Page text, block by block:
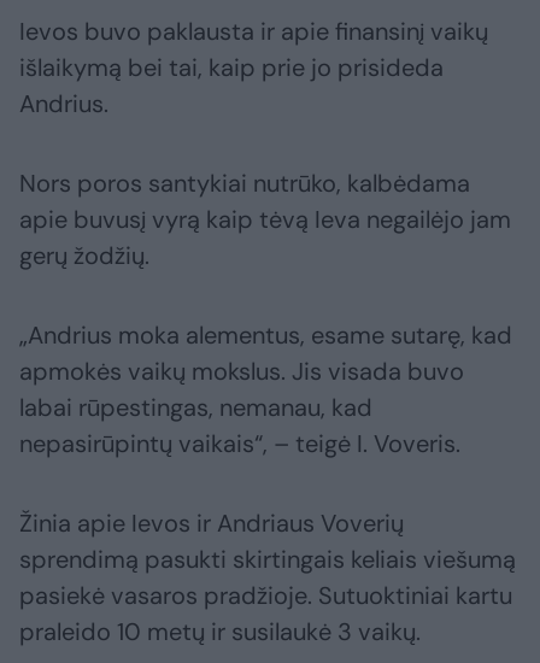
Ievos buvo paklausta ir apie finansinį vaikų
išlaikymą bei tai, kaip prie jo prisideda
Andrius.
Nors poros santykiai nutrūko, kalbėdama
apie buvusį vyrą kaip tėvą Ieva negailėjo jam
gerų žodžių.
„Andrius moka alementus, esame sutarę, kad
apmokės vaikų mokslus. Jis visada buvo
labai rūpestingas, nemanau, kad
nepasirūpintų vaikais“, – teigė I. Voveris.
Žinia apie Ievos ir Andriaus Voverių
sprendimą pasukti skirtingais keliais viešumą
pasiekė vasaros pradžioje. Sutuoktiniai kartu
praleido 10 metų ir susilaukė 3 vaikų.